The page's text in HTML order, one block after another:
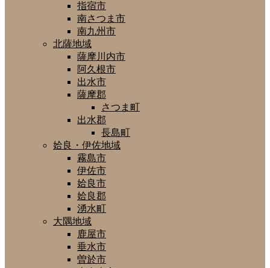
指宿市
南さつま市
南九州市
北薩地域
薩摩川内市
阿久根市
出水市
薩摩郡
さつま町
出水郡
長島町
姶良・伊佐地域
霧島市
伊佐市
姶良市
姶良郡
湧水町
大隅地域
鹿屋市
垂水市
曽於市